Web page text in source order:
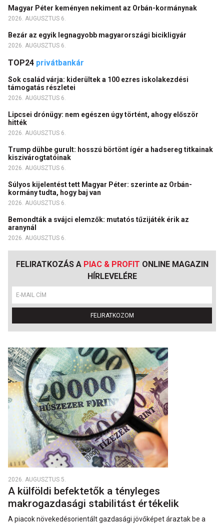
Magyar Péter keményen nekiment az Orbán-kormánynak
2026. AUGUSZTUS 6.
Bezár az egyik legnagyobb magyarországi bicikligyár
2026. AUGUSZTUS 6.
TOP24 privátbankár
Sok család várja: kiderültek a 100 ezres iskolakezdési
támogatás részletei
2026. AUGUSZTUS 6.
Lipcsei drónügy: nem egészen úgy történt, ahogy először
hitték
2026. AUGUSZTUS 6.
Trump dühbe gurult: hosszú börtönt ígér a hadsereg titkainak
kiszivárogtatóinak
2026. AUGUSZTUS 6.
Súlyos kijelentést tett Magyar Péter: szerinte az Orbán-
kormány tudta, hogy baj van
2026. AUGUSZTUS 6.
Bemondták a svájci elemzők: mutatós tűzijáték érik az
aranynál
2026. AUGUSZTUS 6.
FELIRATKOZÁS A PIAC & PROFIT ONLINE MAGAZIN
HÍRLEVELÉRE
FELIRATKOZOM
2026. AUGUSZTUS 5.
A külföldi befektetők a tényleges
makrogazdasági stabilitást értékelik
A piacok növekedésorientált gazdasági jövőképet áraztak be a